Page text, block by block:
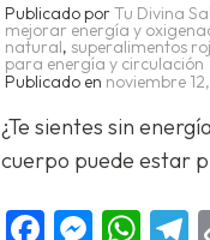
Publicado porTu Divina
mejorar energía y
natural, superalimentos
para energía y circulación
Publicado en noviembre
¿Te sientes sin
cuerpo puede estar
Facebook